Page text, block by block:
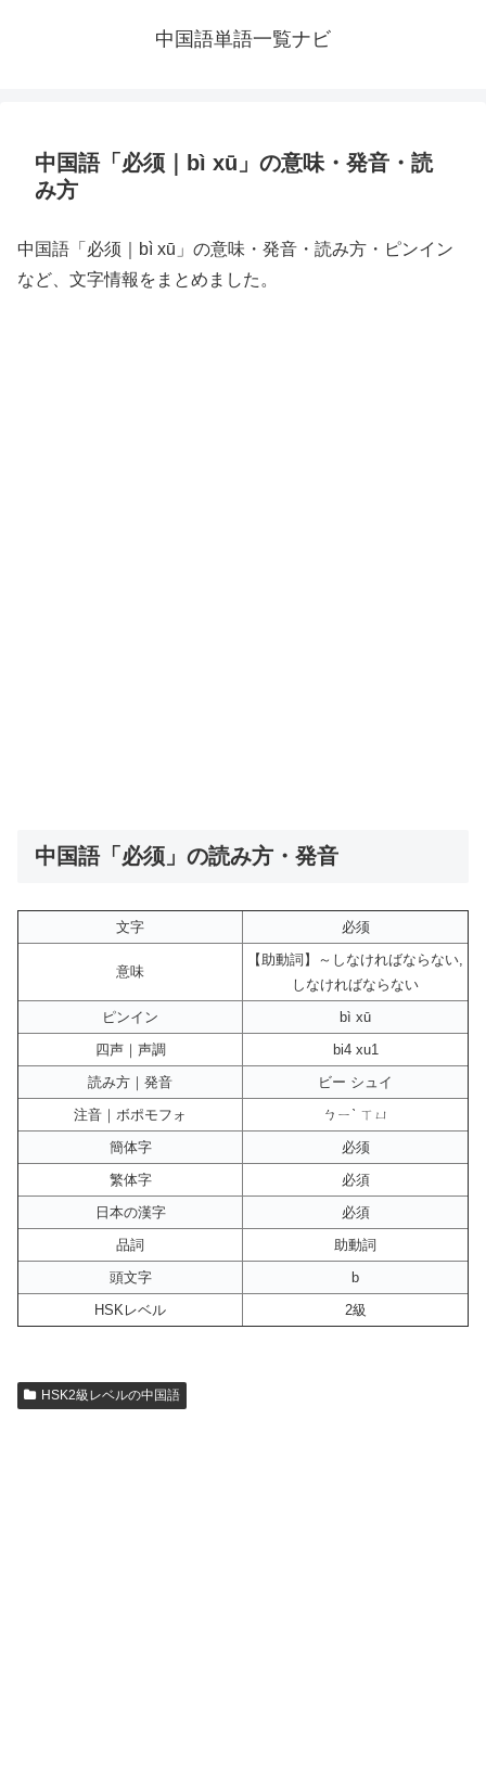
中国語単語一覧ナビ
中国語「必须｜bì xū」の意味・発音・読
み方
中国語「必须｜bì xū」の意味・発音・読み方・ピンイン
など、文字情報をまとめました。
中国語「必须」の読み方・発音
文字 必须
意味
【助動詞】～しなければならない,
しなければならない
ピンイン
bì xū
四声｜声調
bi4 xu1
読み方｜発音
ビー シュイ
注音｜ボポモフォ
ㄅㄧˋ ㄒㄩ
簡体字
必须
繁体字
必須
日本の漢字
必須
品詞
助動詞
頭文字
b
HSKレベル
2級
HSK2級レベルの中国語